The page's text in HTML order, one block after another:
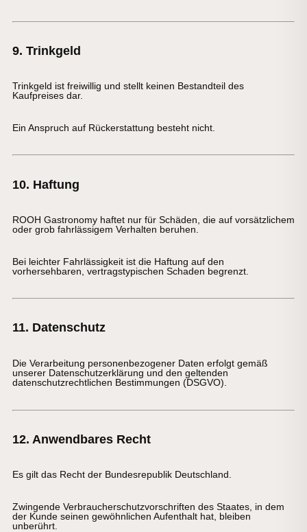
9. Trinkgeld
Trinkgeld ist freiwillig und stellt keinen Bestandteil des
Kaufpreises dar.
Ein Anspruch auf Rückerstattung besteht nicht.
10. Haftung
ROOH Gastronomy haftet nur für Schäden, die auf vorsätzlichem
oder grob fahrlässigem Verhalten beruhen.
Bei leichter Fahrlässigkeit ist die Haftung auf den
vorhersehbaren, vertragstypischen Schaden begrenzt.
11. Datenschutz
Die Verarbeitung personenbezogener Daten erfolgt gemäß
unserer Datenschutzerklärung und den geltenden
datenschutzrechtlichen Bestimmungen (DSGVO).
12. Anwendbares Recht
Es gilt das Recht der Bundesrepublik Deutschland.
Zwingende Verbraucherschutzvorschriften des Staates, in dem
der Kunde seinen gewöhnlichen Aufenthalt hat, bleiben
unberührt.